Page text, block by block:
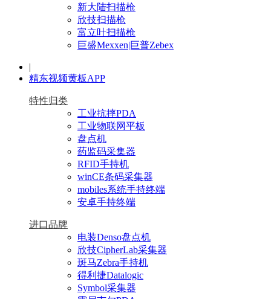
新大陆扫描枪
欣技扫描枪
富立叶扫描枪
巨盛Mexxen|巨普Zebex
|
精东视频黄板APP
特性归类
工业抗摔PDA
工业物联网平板
盘点机
药监码采集器
RFID手持机
winCE条码采集器
mobiles系统手持终端
安卓手持终端
进口品牌
电装Denso盘点机
欣技CipherLab采集器
斑马Zebra手持机
得利捷Datalogic
Symbol采集器